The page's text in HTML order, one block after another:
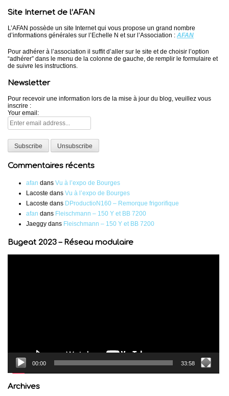
Site Internet de l’AFAN
L’AFAN possède un site Internet qui vous propose un grand nombre
d’informations générales sur l’Echelle N et sur l’Association : AFAN
Pour adhérer à l’association il suffit d’aller sur le site et de choisir l’option
“adhérer” dans le menu de la colonne de gauche, de remplir le formulaire et
de suivre les instructions.
Newsletter
Pour recevoir une information lors de la mise à jour du blog, veuillez vous
inscrire :
Your email:
Commentaires récents
afan dans Vu à l’expo de Bourges
Lacoste dans Vu à l’expo de Bourges
Lacoste dans DProductioN160 – Remorque frigorifique
afan dans Fleischmann – 150 Y et BB 7200
Jaeggy dans Fleischmann – 150 Y et BB 7200
Bugeat 2023 – Réseau modulaire
00:00 33:58
Archives